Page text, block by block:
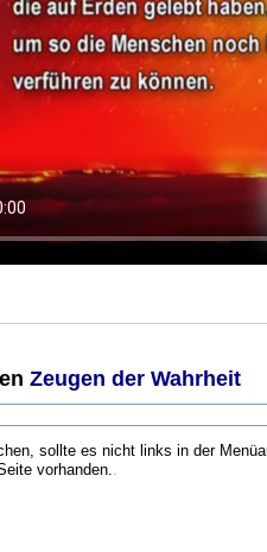
Zeugen der Wahrheit
sollte es nicht links in der
vorhanden.